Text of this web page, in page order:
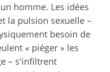
homme. Les idées
la pulsion sexuelle –
besoin de
« piéger » les
– s'infiltrent